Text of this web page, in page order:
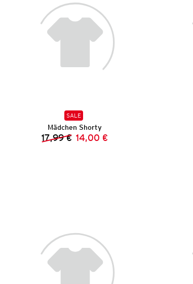
SALE
Mädchen Shorty
Vorheriger Preis:
17,99 € Neuer Preis:
14,00 €